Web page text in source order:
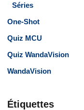
Séries
One-Shot
Quiz MCU
Quiz WandaVision
WandaVision
Étiquettes